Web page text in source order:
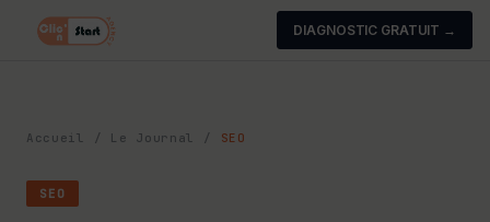
DIAGNOSTIC GRATUIT →
Accueil / Le Journal / SEO
SEO